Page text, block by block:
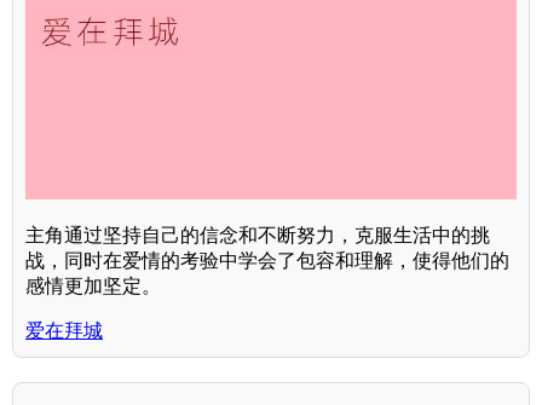
主角通过坚持自己的信念和不断努力，克服生活中的挑
战，同时在爱情的考验中学会了包容和理解，使得他们的
感情更加坚定。
爱在拜城